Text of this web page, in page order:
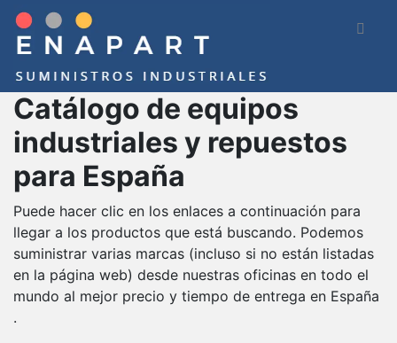
Portada
Que vendemos
Categorías
Productos disponibles
Catálogo de equipos
industriales y repuestos
para España
Puede hacer clic en los enlaces a continuación para
llegar a los productos que está buscando. Podemos
suministrar varias marcas (incluso si no están listadas
en la página web) desde nuestras oficinas en todo el
mundo al mejor precio y tiempo de entrega en España
.